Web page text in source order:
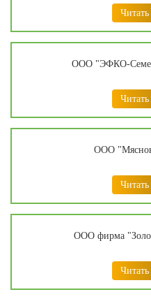
Читать
ООО "ЭФКО-
Читать
ООО
Читать
ООО фирма
Читать